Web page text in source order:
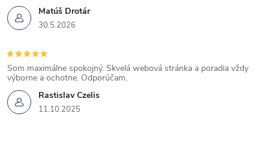
u
Matúš Drotár
30.5.2026
Rastislav Czelis
11.10.2025
Som maximálne spokojný. Skvelá webová stránka a poradia vždy
výborne a ochotne. Odporúčam.